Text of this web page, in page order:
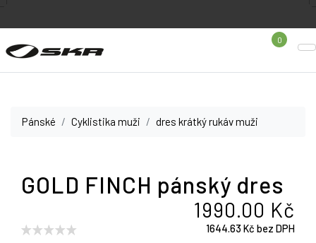
0
Pánské Cyklistika muži dres krátký rukáv muži
GOLD FINCH pánský dres
1990.00 Kč
1644.63 Kč bez DPH